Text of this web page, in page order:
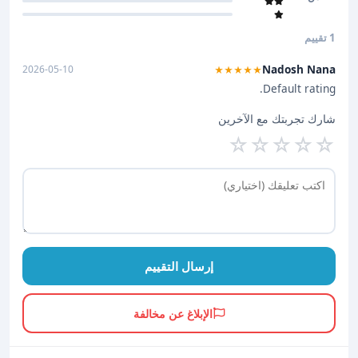
1 تقييم
Nadosh Nana
★★★★★
2026-05-10
Default rating.
شارك تجربتك مع الآخرين
☆
☆
☆
☆
☆
إرسال التقييم
الإبلاغ عن مخالفة